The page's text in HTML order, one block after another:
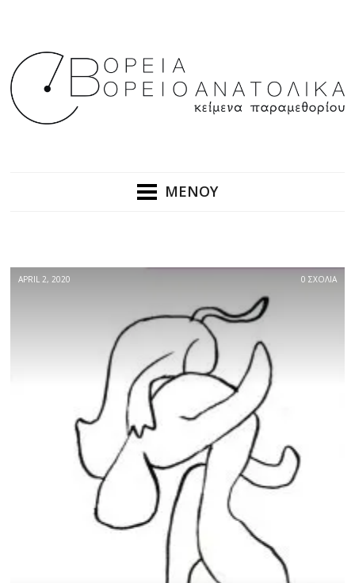
ΜΕΝΟΥ
APRIL 2, 2020 0 ΣΧΟΛΙΑ